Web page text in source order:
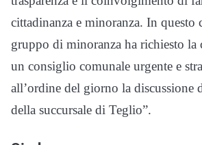
cittadinanza e minoranza. In questo
gruppo di minoranza ha richiesto la
un consiglio comunale urgente e
all’ordine del giorno la discussione
della succursale di Teglio”.